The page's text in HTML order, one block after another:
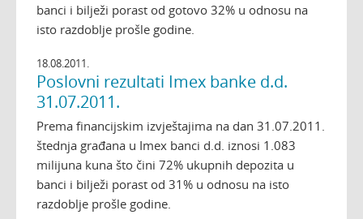
banci i bilježi porast od gotovo 32% u odnosu na
isto razdoblje prošle godine.
18.08.2011.
Poslovni rezultati Imex banke d.d.
31.07.2011.
Prema financijskim izvještajima na dan 31.07.2011.
štednja građana u Imex banci d.d. iznosi 1.083
milijuna kuna što čini 72% ukupnih depozita u
banci i bilježi porast od 31% u odnosu na isto
razdoblje prošle godine.